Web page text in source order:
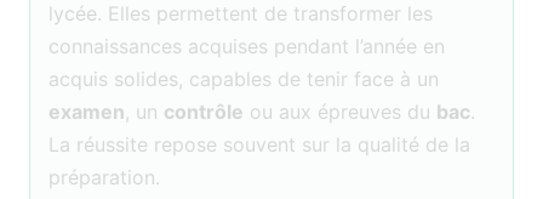
lycée. Elles permettent de transformer les
connaissances acquises pendant l’année en
acquis solides, capables de tenir face à un
examen, un contrôle ou aux épreuves du bac.
La réussite repose souvent sur la qualité de la
préparation.